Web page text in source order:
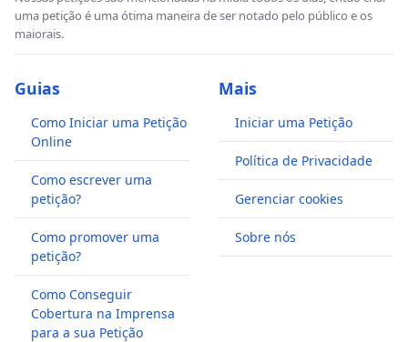
uma petição é uma ótima maneira de ser notado pelo público e os
maiorais.
Guias
Como Iniciar uma Petição
Online
Como escrever uma
petição?
Como promover uma
petição?
Como Conseguir
Cobertura na Imprensa
para a sua Petição
Mais
Iniciar uma Petição
Política de Privacidade
Gerenciar cookies
Sobre nós